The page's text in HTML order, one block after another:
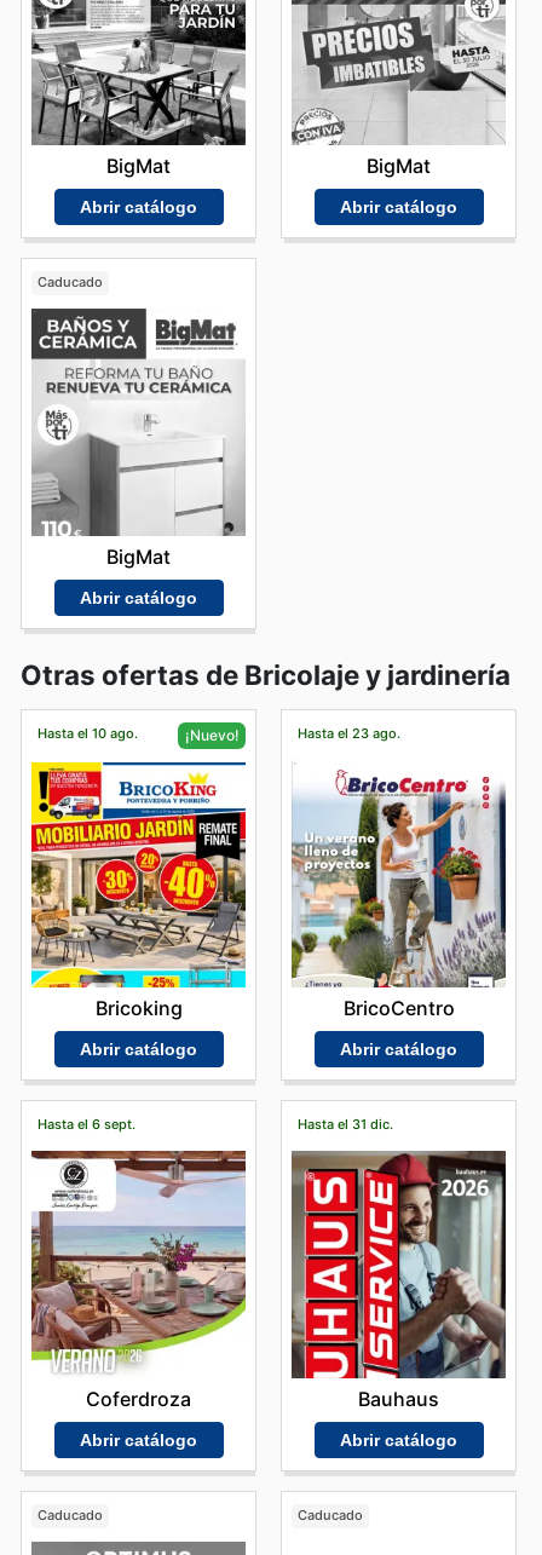
BigMat
Abrir catálogo
BigMat
Abrir catálogo
Caducado
BigMat
Abrir catálogo
Otras ofertas de Bricolaje y jardinería
Hasta el 10 ago. ¡Nuevo!
Bricoking
Abrir catálogo
Hasta el 23 ago.
BricoCentro
Abrir catálogo
Hasta el 6 sept.
Coferdroza
Abrir catálogo
Hasta el 31 dic.
Bauhaus
Abrir catálogo
Caducado Caducado